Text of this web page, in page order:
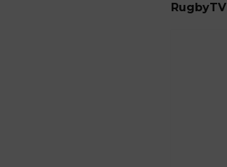
RugbyTV